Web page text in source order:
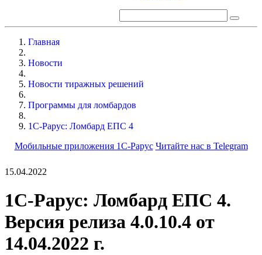
Главная
Новости
Новости тиражных решений
Программы для ломбардов
1С-Рарус: Ломбард ЕПС 4
Мобильные приложения 1С-Рарус Читайте нас в Telegram
15.04.2022
1С-Рарус: Ломбард ЕПС 4.
Версия релиза 4.0.10.4 от
14.04.2022 г.